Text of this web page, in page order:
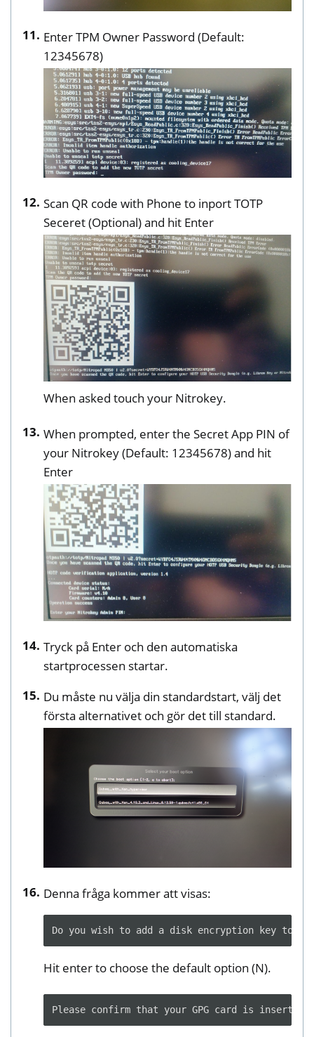
Enter TPM Owner Password (Default:
12345678)
Scan QR code with Phone to inport TOTP
Seceret (Optional) and hit Enter
When asked touch your Nitrokey.
When prompted, enter the Secret App PIN of
your Nitrokey (Default: 12345678) and hit
Enter
Tryck på Enter och den automatiska
startprocessen startar.
Du måste nu välja din standardstart, välj det
första alternativet och gör det till standard.
Denna fråga kommer att visas:
Hit enter to choose the default option (N).